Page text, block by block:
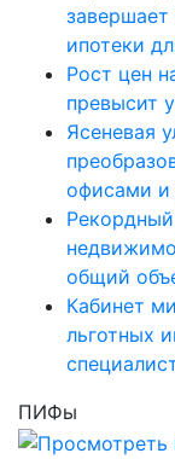
завершает
ипотеки
Рост цен
превысит
Ясеневая
офисами и
общий
Кабинет
льготных
ПИФы